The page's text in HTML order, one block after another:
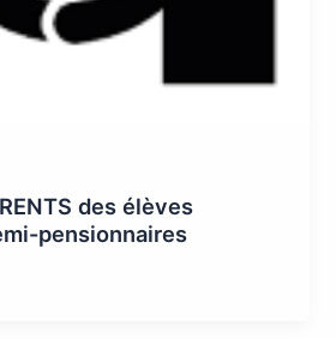
des élèves
pensionnaires